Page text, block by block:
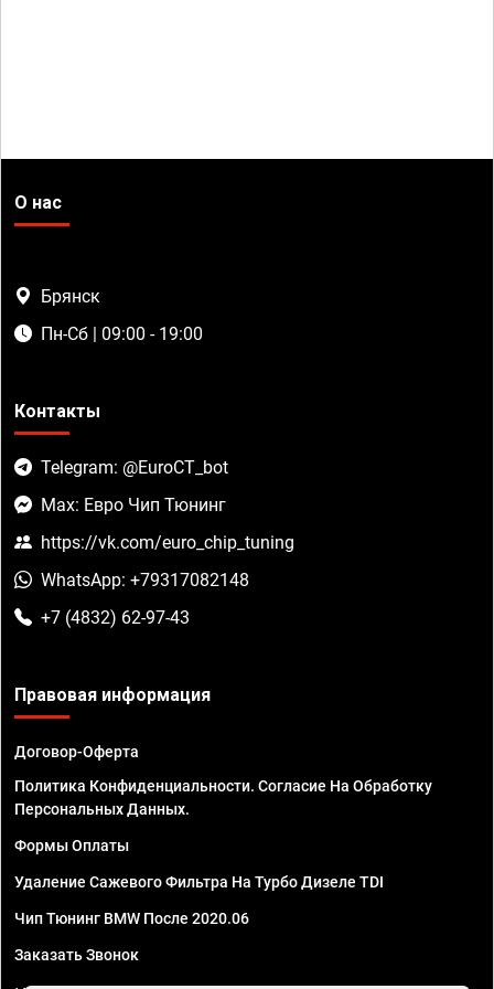
О нас
Брянск
Пн-Сб | 09:00 - 19:00
Контакты
Telegram: @EuroCT_bot
Max: Евро Чип Тюнинг
https://vk.com/euro_chip_tuning
WhatsApp: +79317082148
+7 (4832) 62-97-43
Правовая информация
Договор-Оферта
Политика Конфиденциальности. Согласие На Обработку
Персональных Данных.
Формы Оплаты
Удаление Сажевого Фильтра На Турбо Дизеле TDI
Чип Тюнинг BMW После 2020.06
Заказать Звонок